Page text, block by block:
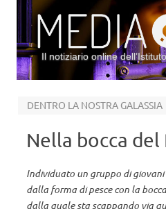
Il notiziario online
DENTRO LA NOSTRA GALASSIA
Nella bocca del
Individuato un gruppo di
dalla forma di pesce con la
dalla quale sta scappando via